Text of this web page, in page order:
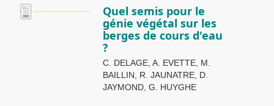
Quel semis pour le
génie végétal sur les
berges de cours d'eau
?
C. DELAGE, A. EVETTE, M.
BAILLIN, R. JAUNATRE, D.
JAYMOND, G. HUYGHE